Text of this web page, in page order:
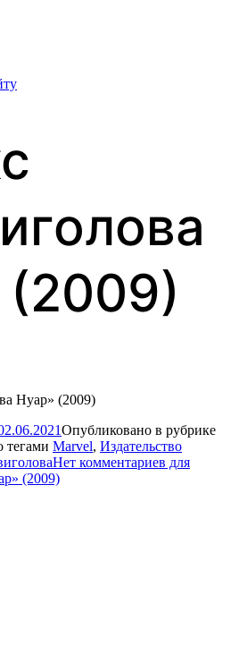
Нуар» (2009)
Опубликовано в рубрике
тегами Marvel, Издательство
Нет комментариев для
(2009)